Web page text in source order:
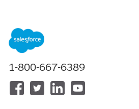
Disponible en: Lightning Experience
Disponible en: Ediciones
Agentforce for Automotive Edition o
complemento Agentforce for
acción.
1-800-667-6389